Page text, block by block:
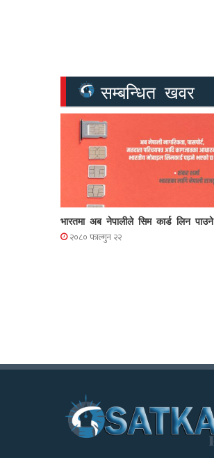
सम्बन्धित खवर
भारतमा अब नेपालीले सिम कार्ड लिन पाउने
२०८० फाल्गुन २२